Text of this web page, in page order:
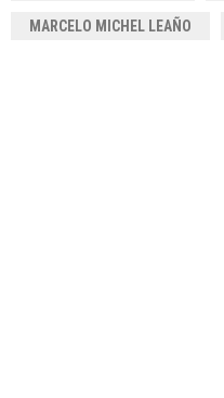
MARCELO MICHEL LEAÑO